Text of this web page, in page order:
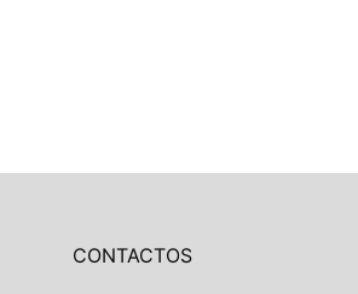
CONTACTOS